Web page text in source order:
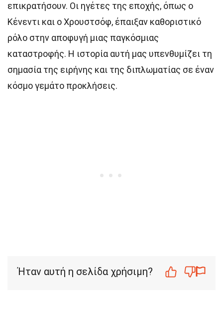
επικρατήσουν. Οι ηγέτες της εποχής, όπως ο
Κένεντι και ο Χρουστσόφ, έπαιξαν καθοριστικό
ρόλο στην αποφυγή μιας παγκόσμιας
καταστροφής. Η ιστορία αυτή μας υπενθυμίζει τη
σημασία της ειρήνης και της διπλωματίας σε έναν
κόσμο γεμάτο προκλήσεις.
Ήταν αυτή η σελίδα χρήσιμη?